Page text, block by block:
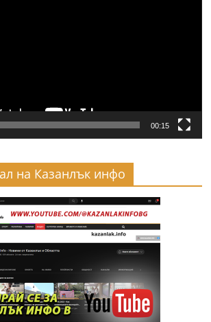
00:15
на Казанлък инфо